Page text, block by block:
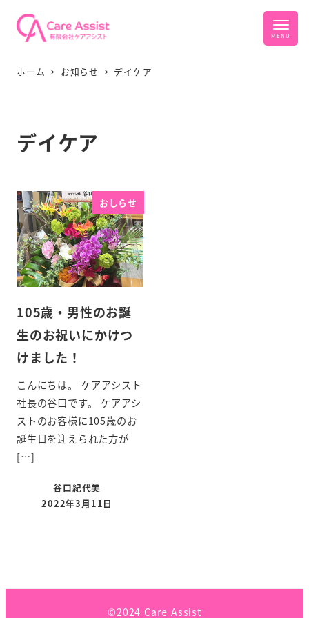
ホーム お知らせ デイケア
デイケア
おしらせ
105歳・男性のお誕
生のお祝いにかけつ
けました！
こんにちは。 ケアアシスト
社長の谷口です。 ケアアシ
ストのお客様に105歳のお
誕生日を迎えられた方が
[…]
谷口紀代美
2022年3月11日
©2024 Care Assist